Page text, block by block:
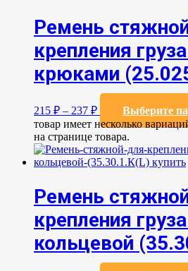
Ремень
крепления
крюками
215 ₽ – 237 ₽ Выберите
товар имеет несколько
на странице товара.
Ремень
крепления
кольцевой